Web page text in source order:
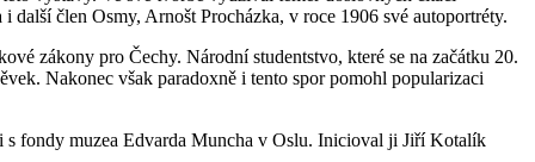
člen Osmy, Arnošt Procházka, v roce 1906 své autoportréty.
zákony pro Čechy. Národní studentstvo, které se na začátku 20.
Nakonec však paradoxně i tento spor pomohl popularizaci
s fondy muzea Edvarda Muncha v Oslu. Inicioval ji Jiří Kotalík